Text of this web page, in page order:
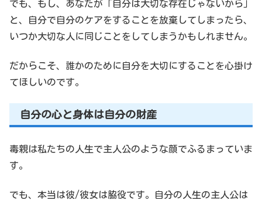
でも、もし、あなたが「自分は大切な存在じゃないから」
と、自分で自分のケアをすることを放棄してしまったら、
いつか大切な人に同じことをしてしまうかもしれません。
だからこそ、誰かのために自分を大切にすることを心掛け
てほしいのです。
自分の心と身体は自分の財産
毒親は私たちの人生で主人公のような顔でふるまっていま
す。
でも、本当は彼/彼女は脇役です。自分の人生の主人公は